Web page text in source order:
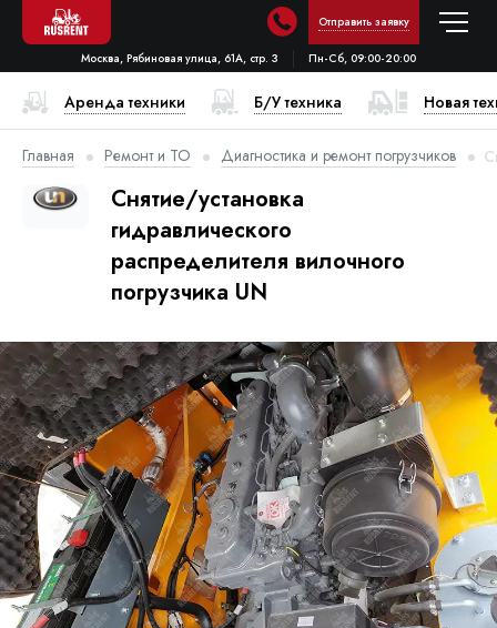
Отправить заявку
Москва, Рябиновая улица, 61А, стр. 3 Пн-Сб, 09:00-20:00
Аренда техники Б/У техника Новая
Главная Ремонт и ТО Диагностика и ремонт погрузчиков
Снятие/установка
гидравлического
распределителя вилочного
погрузчика UN